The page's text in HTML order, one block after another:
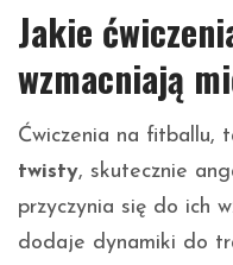
Jakie
wzmacniają
Ćwiczenia na fitballu,
twisty, skutecznie
przyczynia się do ich
dodaje dynamiki do